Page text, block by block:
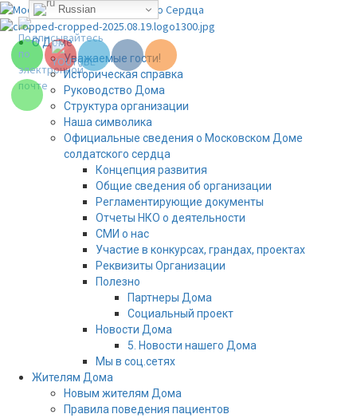
Перейти
к
содержимому
Основное
меню
О Доме
Уважаемые гости!
Историческая справка
Руководство Дома
Структура организации
Наша символика
Официальные сведения о Московском Доме
солдатского сердца
Концепция развития
Общие сведения об организации
Регламентирующие документы
Отчеты НКО о деятельности
СМИ о нас
Участие в конкурсах, грандах, проектах
Реквизиты Организации
Полезно
Партнеры Дома
Социальный проект
Новости Дома
5. Новости нашего Дома
Мы в соц.сетях
Жителям Дома
Новым жителям Дома
Правила поведения пациентов
Russian
Set Youtube
Channel ID
Set Youtube
Channel ID